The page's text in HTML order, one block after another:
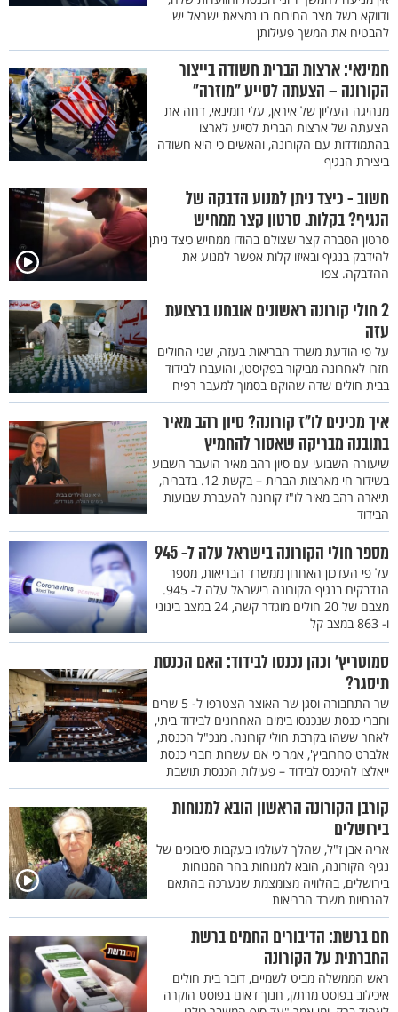
ודווקא בשל מצב החירום בו נמצאת ישראל יש
להבטיח את המשך פעילותן
חמינאי: ארצות הברית חשודה בייצור
הקורונה – הצעתה לסייע "מוזרה"
מנהיגה העליון של איראן, עלי חמינאי, דחה את
הצעתה של ארצות הברית לסייע לארצו
בהתמודדות עם הקורונה, והאשים כי היא חשודה
ביצירת הנגיף
חשוב - כיצד ניתן למנוע הדבקה של
הנגיף? בקלות. סרטון קצר ממחיש
סרטון הסברה קצר שצולם בהודו ממחיש כיצד ניתן
להידבק בנגיף ובאיזו קלות אפשר למנוע את
ההדבקה. צפו
2 חולי קורונה ראשונים אובחנו ברצועת
עזה
על פי הודעת משרד הבריאות בעזה, שני החולים
חזרו לאחרונה מביקור בפקיסטן, והועברו לבידוד
בבית חולים שדה שהוקם בסמוך למעבר רפיח
איך מכינים לו"ז קורונה? סיון רהב מאיר
בתובנה מבריקה שאסור להחמיץ
שיעורה השבועי עם סיון רהב מאיר הועבר השבוע
בשידור חי מארצות הברית – בקשת 12. בדבריה,
תיארה רהב מאיר לו"ז קורונה להעברת שבועות
הבידוד
מספר חולי הקורונה בישראל עלה ל- 945
על פי העדכון האחרון ממשרד הבריאות, מספר
הנדבקים בנגיף הקורונה בישראל עלה ל- 945.
מצבם של 20 חולים מוגדר קשה, 24 במצב בינוני
ו- 863 במצב קל
סמוטריץ’ וכהן נכנסו לבידוד: האם הכנסת
תיסגר?
שר התחבורה וסגן שר האוצר הצטרפו ל- 5 שרים
וחברי כנסת שנכנסו בימים האחרונים לבידוד ביתי,
לאחר ששהו בקרבת חולי קורונה. מנכ"ל הכנסת,
אלברט סחרוביץ', אמר כי אם עשרות חברי כנסת
ייאלצו להיכנס לבידוד – פעילות הכנסת תושבת
קורבן הקורונה הראשון הובא למנוחות
בירושלים
אריה אבן ז"ל, שהלך לעולמו בעקבות סיבוכים של
נגיף הקורונה, הובא למנוחות בהר המנוחות
בירושלים, בהלוויה מצומצמת שנערכה בהתאם
להנחיות משרד הבריאות
חם ברשת: הדיבורים החמים ברשת
החברתית על הקורונה
ראש הממשלה מביט לשמיים, דובר בית חולים
איכילוב בפוסט מרתק, חנוך דאום בפוסט הוקרה